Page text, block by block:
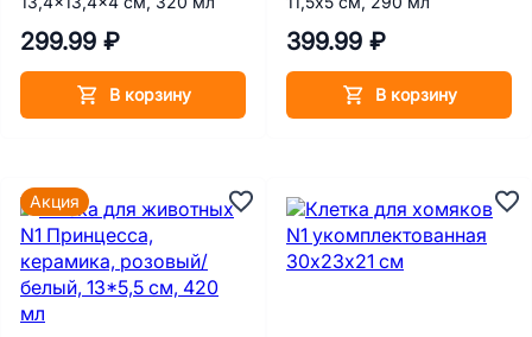
299.99 ₽
В корзину
399.99 ₽
В корзину
Акция